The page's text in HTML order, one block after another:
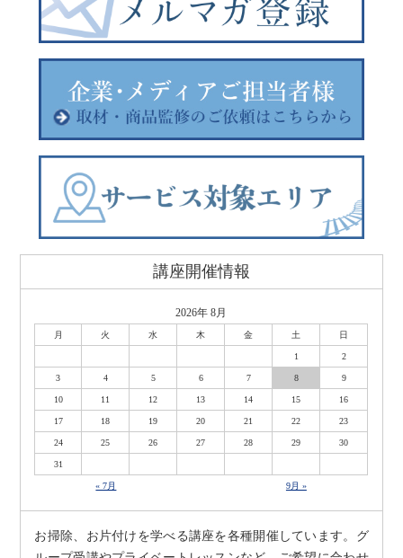
講座開催情報
2026年 8月
月 火 水 木 金 土 日
1 2
3 4 5 6 7 8 9
10 11 12 13 14 15 16
17 18 19 20 21 22 23
24 25 26 27 28 29 30
31
« 7月 9月 »
お掃除、お片付けを学べる講座を各種開催しています。グ